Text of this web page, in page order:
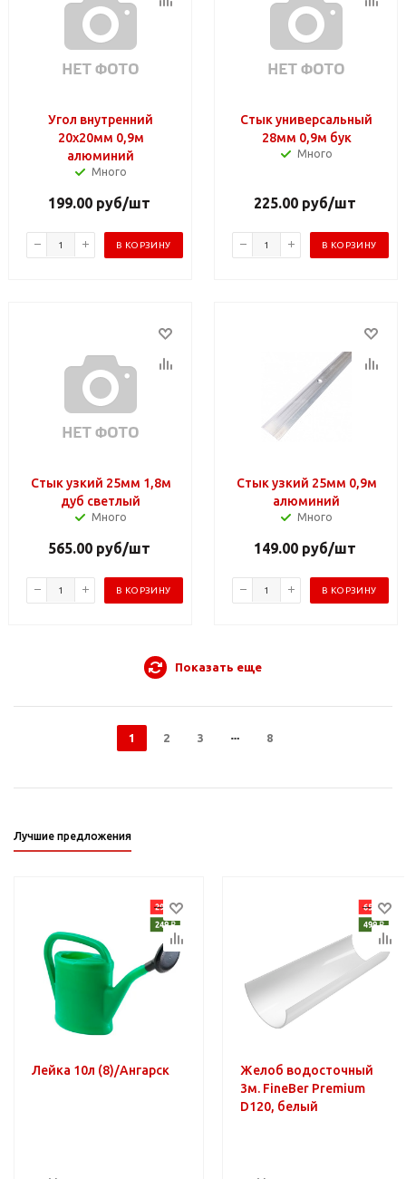
Угол внутренний
20х20мм 0,9м
алюминий
Много
199.00руб/шт
В КОРЗИНУ
Стык универсальный
28мм 0,9м бук
Много
225.00руб/шт
В КОРЗИНУ
Стык узкий 25мм 1,8м
дуб светлый
Много
565.00руб/шт
В КОРЗИНУ
Стык узкий 25мм 0,9м
алюминий
Много
149.00руб/шт
В КОРЗИНУ
Показать еще
1 2 3 8
Лучшие предложения
Лейка 10л (8)/Ангарск
Желоб водосточный
3м. FineBer Premium
D120, белый